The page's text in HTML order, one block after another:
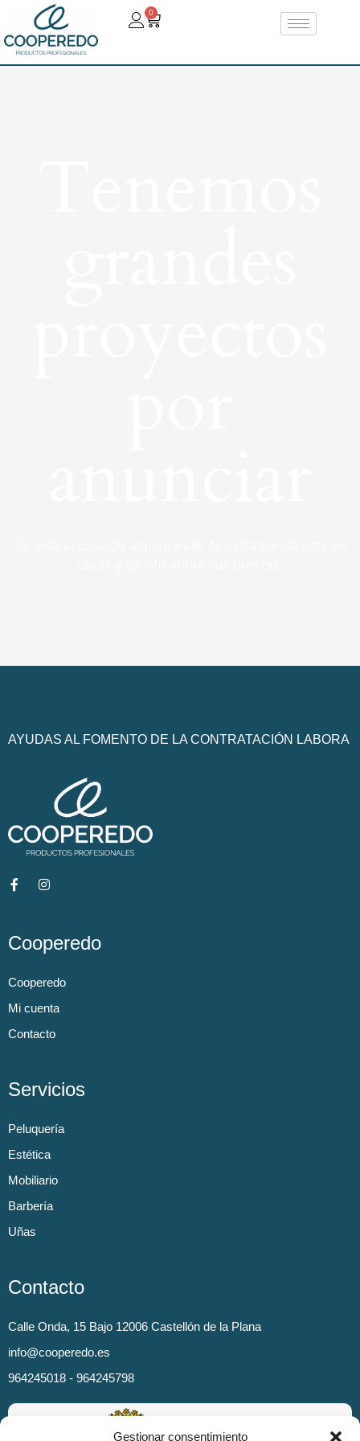
Gestionar consentimiento
0
AYUDAS AL FOMENTO DE LA CONTRATACIÓN LABORA
Cooperedo
Cooperedo
Mi cuenta
Contacto
Servicios
Peluquería
Estética
Mobiliario
Barbería
Uñas
Contacto
Calle Onda, 15 Bajo 12006 Castellón de la Plana
info@cooperedo.es
964245018 - 964245798